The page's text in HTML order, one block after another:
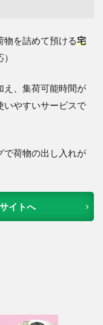
物を詰めて預ける宅
え、集荷可能時間が
いやすいサービスで
で荷物の出し入れが
イトへ